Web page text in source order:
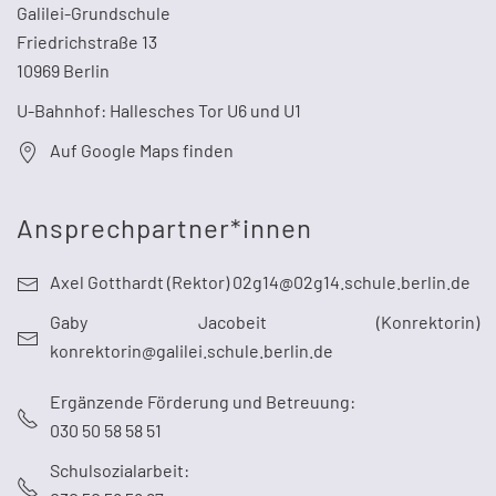
Galilei-Grundschule
Friedrichstraße 13
10969 Berlin
U-Bahnhof: Hallesches Tor U6 und U1
Auf Google Maps finden
Ansprechpartner*innen
Axel Gotthardt (Rektor) 02g14@02g14.schule.berlin.de
Gaby Jacobeit (Konrektorin)
konrektorin@galilei.schule.berlin.de
Ergänzende Förderung und Betreuung:
030 50 58 58 51
Schulsozialarbeit: